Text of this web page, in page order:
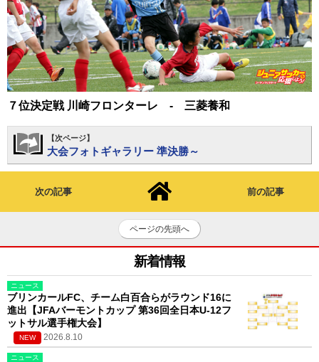
７位決定戦 川崎フロンターレ - 三菱養和
【次ページ】
大会フォトギャラリー 準決勝～
次の記事 前の記事
ページの先頭へ
新着情報
ニュース
ブリンカールFC、チーム白百合らがラウンド16に
進出【JFAバーモントカップ 第36回全日本U-12フ
ットサル選手権大会】
NEW 2026.8.10
ニュース